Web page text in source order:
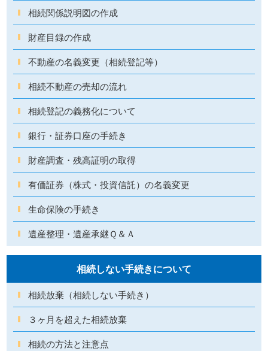
相続関係説明図の作成
財産目録の作成
不動産の名義変更（相続登記等）
相続不動産の売却の流れ
相続登記の義務化について
銀行・証券口座の手続き
財産調査・残高証明の取得
有価証券（株式・投資信託）の名義変更
生命保険の手続き
遺産整理・遺産承継Ｑ＆Ａ
相続しない手続きについて
相続放棄（相続しない手続き）
３ヶ月を超えた相続放棄
相続の方法と注意点